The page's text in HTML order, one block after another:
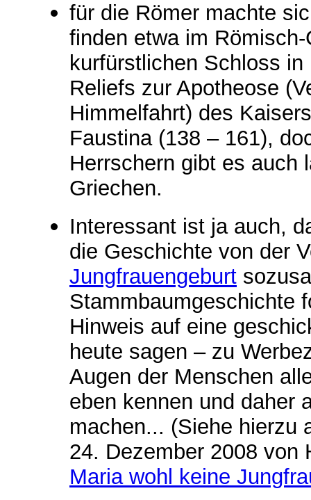
für die Römer machte
finden etwa im
kurfürstlichen Schloss
Reliefs zur Apotheose
Himmelfahrt) des
Faustina (138 – 161),
Herrschern gibt es auch
Griechen.
Interessant ist ja auch,
die Geschichte von der
Jungfrauengeburt
Stammbaumgeschichte
Hinweis auf eine
heute sagen – zu
Augen der Menschen
eben kennen und daher
machen... (Siehe hierzu
24. Dezember 2008 von
Maria wohl keine